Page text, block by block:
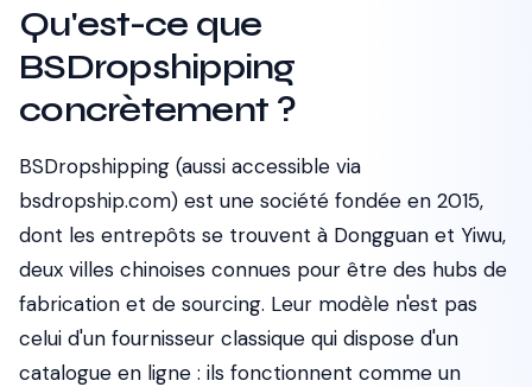
Qu'est-ce que
BSDropshipping
concrètement ?
BSDropshipping (aussi accessible via
bsdropship.com) est une société fondée en 2015,
dont les entrepôts se trouvent à Dongguan et Yiwu,
deux villes chinoises connues pour être des hubs de
fabrication et de sourcing. Leur modèle n'est pas
celui d'un fournisseur classique qui dispose d'un
catalogue en ligne : ils fonctionnent comme un